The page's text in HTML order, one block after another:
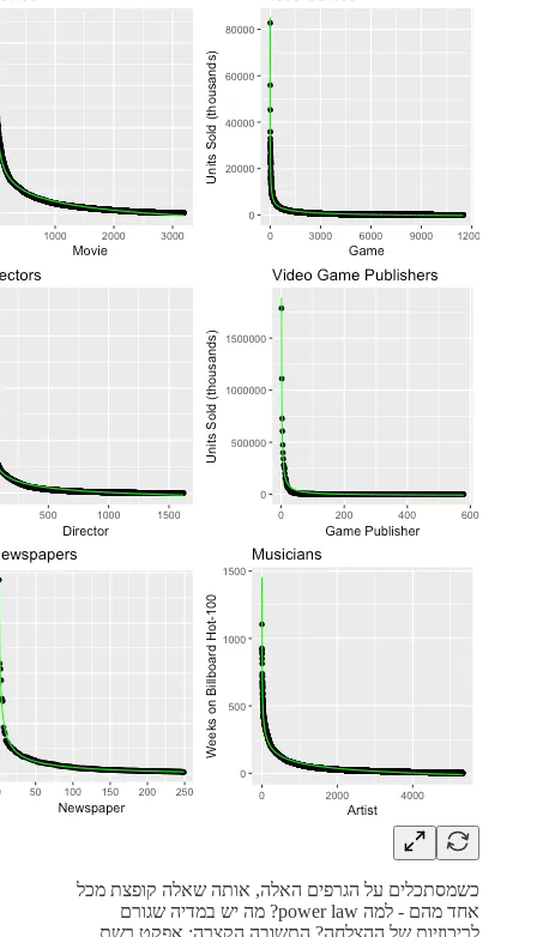
כשמסתכלים על הגרפים האלה, אותה שאלה קופצת מכל
אחד מהם - למה power law? מה יש במדיה שגורם